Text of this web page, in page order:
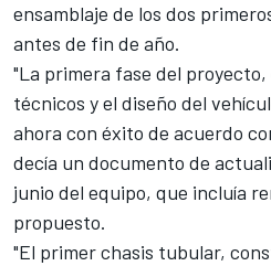
ensamblaje de los dos
antes de fin de año.
"La primera fase del
técnicos y el diseño del
ahora con éxito de acuerdo
decía un documento de
junio del equipo, que incluía
propuesto.
"El primer chasis tubular,